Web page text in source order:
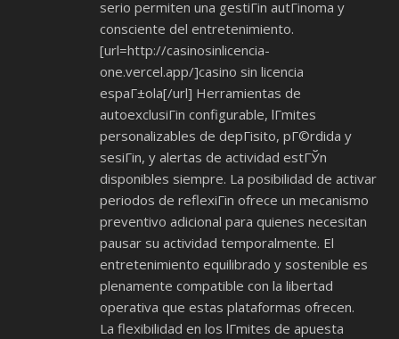
serio permiten una gestiГіn autГіnoma y
consciente del entretenimiento.
[url=http://casinosinlicencia-
one.vercel.app/]casino sin licencia
espaГ±ola[/url] Herramientas de
autoexclusiГіn configurable, lГ­mites
personalizables de depГіsito, pГ©rdida y
sesiГіn, y alertas de actividad estГЎn
disponibles siempre. La posibilidad de activar
periodos de reflexiГіn ofrece un mecanismo
preventivo adicional para quienes necesitan
pausar su actividad temporalmente. El
entretenimiento equilibrado y sostenible es
plenamente compatible con la libertad
operativa que estas plataformas ofrecen.
La flexibilidad en los lГ­mites de apuesta